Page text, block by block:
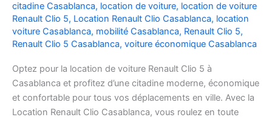
citadine Casablanca, location de voiture, location de voiture
Renault Clio 5, Location Renault Clio Casablanca, location
voiture Casablanca, mobilité Casablanca, Renault Clio 5,
Renault Clio 5 Casablanca, voiture économique Casablanca
Optez pour la location de voiture Renault Clio 5 à
Casablanca et profitez d’une citadine moderne, économique
et confortable pour tous vos déplacements en ville. Avec la
Location Renault Clio Casablanca, vous roulez en toute